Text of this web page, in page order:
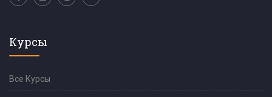
Курсы
Все Курсы